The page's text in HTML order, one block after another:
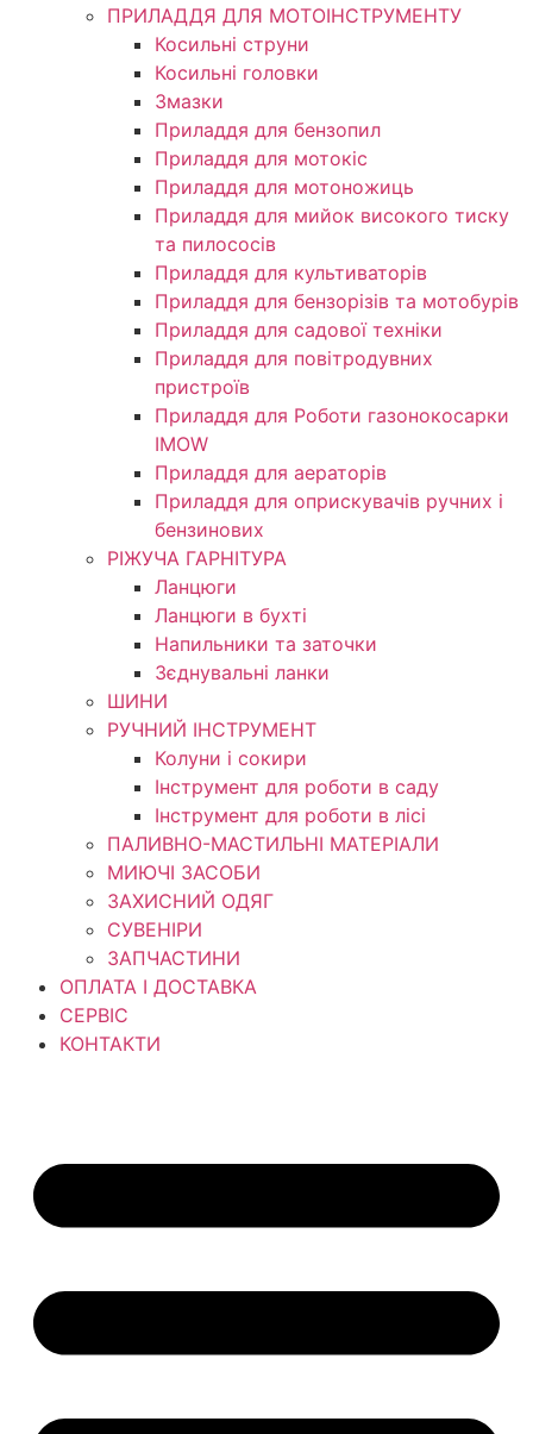
ПРИЛАДДЯ ДЛЯ МОТОІНСТРУМЕНТУ
Косильні струни
Косильні головки
Змазки
Приладдя для бензопил
Приладдя для мотокіс
Приладдя для мотоножиць
Приладдя для мийок високого тиску
та пилососів
Приладдя для культиваторів
Приладдя для бензорізів та мотобурів
Приладдя для садової техніки
Приладдя для повітродувних
пристроїв
Приладдя для Роботи газонокосарки
IMOW
Приладдя для аераторів
Приладдя для оприскувачів ручних і
бензинових
РІЖУЧА ГАРНІТУРА
Ланцюги
Ланцюги в бухті
Напильники та заточки
Зєднувальні ланки
ШИНИ
РУЧНИЙ ІНСТРУМЕНТ
Колуни і сокири
Інструмент для роботи в саду
Інструмент для роботи в лісі
ПАЛИВНО-МАСТИЛЬНІ МАТЕРІАЛИ
МИЮЧІ ЗАСОБИ
ЗАХИСНИЙ ОДЯГ
СУВЕНІРИ
ЗАПЧАСТИНИ
ОПЛАТА І ДОСТАВКА
СЕРВІС
КОНТАКТИ